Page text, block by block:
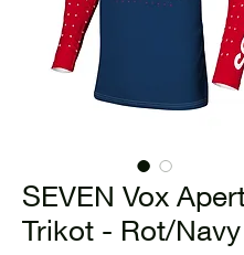
SEVEN Vox
Trikot - Rot/Navy